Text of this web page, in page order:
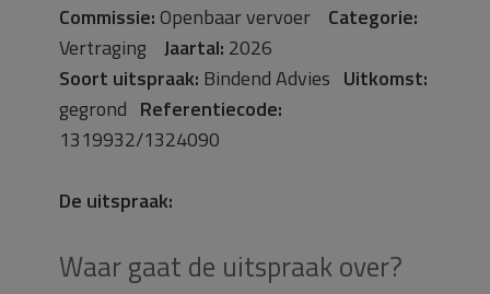
Commissie:Openbaar vervoer Categorie:
Vertraging Jaartal: 2026
Soort uitspraak: Bindend Advies Uitkomst:
gegrond Referentiecode:
1319932/1324090
De uitspraak:
Waar gaat de uitspraak over?